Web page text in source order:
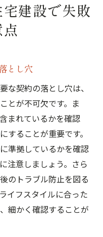
建設で失敗
とし穴
な契約の落とし穴は、
とが不可欠です。ま
まれているかを確認
することが重要です。
準拠しているかを確認
注意しましょう。さら
のトラブル防止を図る
イフスタイルに合った
細かく確認することが